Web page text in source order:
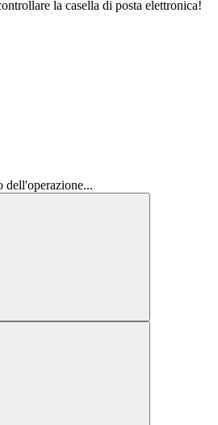
la casella di posta elettronica!
dell'operazione...